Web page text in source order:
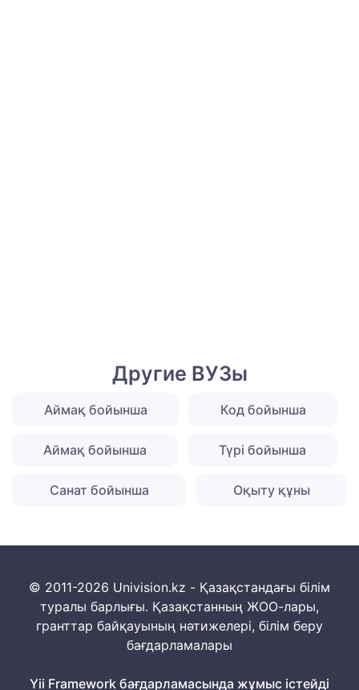
Другие ВУЗы
Аймақ бойынша Код бойынша
Аймақ бойынша Түрі бойынша
Санат бойынша Оқыту құны
© 2011-2026 Univision.kz - Қазақстандағы білім
туралы барлығы. Қазақстанның ЖОО-лары,
гранттар байқауының нәтижелері, білім беру
бағдарламалары
Yii Framework бағдарламасында жұмыс істейді